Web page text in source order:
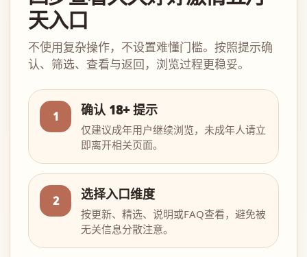
天入口
不使用复杂操作，不设置难懂门槛。按照提示确
认、筛选、查看与返回，浏览过程更稳妥。
1 确认 18+ 提示
仅建议成年用户继续浏览，未成年人请立
即离开相关页面。
2 选择入口维度
按更新、精选、说明或FAQ查看，避免被
无关信息分散注意。